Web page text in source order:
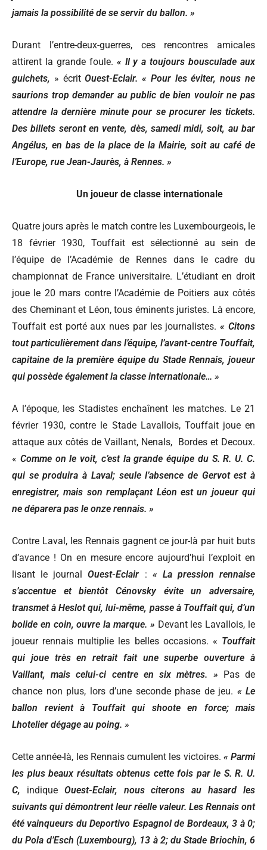
jamais la possibilité de se servir du ballon. »
Durant l’entre-deux-guerres, ces rencontres amicales
attirent la grande foule. « Il y a toujours bousculade aux
guichets, » écritOuest-Eclair. « Pour les éviter, nous ne
saurions trop demander au public de bien vouloir ne pas
attendre la dernière minute pour se procurer les tickets.
Des billets seront en vente, dès, samedi midi, soit, au bar
Angélus, en bas de la place de la Mairie, soit au café de
l’Europe, rue Jean-Jaurès, à Rennes. »
Un joueur de classe internationale
Quatre jours après le match contre les Luxembourgeois, le
18 février 1930, Touffait est sélectionné au sein de
l’équipe de l’Académie de Rennes dans le cadre du
championnat de France universitaire. L’étudiant en droit
joue le 20 mars contre l’Académie de Poitiers aux côtés
des Cheminant et Léon, tous éminents juristes. Là encore,
Touffait est porté aux nues par les journalistes.« Citons
tout particulièrement dans l’équipe, l’avant-centre Touffait,
capitaine de la première équipe du Stade Rennais, joueur
qui possède également la classe internationale… »
A l’époque, les Stadistes enchaînent les matches. Le 21
février 1930, contre le Stade Lavallois, Touffait joue en
attaque aux côtés de Vaillant, Nenals, Bordes et Decoux.
« Comme on le voit, c’est la grande équipe du S. R. U. C.
qui se produira à Laval; seule l’absence de Gervot est à
enregistrer, mais son remplaçant Léon est un joueur qui
ne déparera pas le onze rennais. »
Contre Laval, les Rennais gagnent ce jour-là par huit buts
d’avance ! On en mesure encore aujourd’hui l’exploit en
lisant le journalOuest-Eclair : « La pression rennaise
s’accentue et bientôt Cénovsky évite un adversaire,
transmet à Heslot qui, lui-même, passe à Touffait qui, d’un
bolide en coin, ouvre la marque. » Devant les Lavallois, le
joueur rennais multiplie les belles occasions. « Touffait
qui joue très en retrait fait une superbe ouverture à
Vaillant, mais celui-ci centre en six mètres. » Pas de
chance non plus, lors d’une seconde phase de jeu. « Le
ballon revient à Touffait qui shoote en force; mais
Lhotelier dégage au poing. »
Cette année-là, les Rennais cumulent les victoires. « Parmi
les plus beaux résultats obtenus cette fois par le S. R. U.
C, indique Ouest-Eclair,
nous citerons au hasard les
suivants qui démontrent leur réelle valeur. Les Rennais ont
été vainqueurs du Deportivo Espagnol de Bordeaux, 3 à 0;
du Pola d’Esch (Luxembourg), 13 à 2; du Stade Briochin, 6